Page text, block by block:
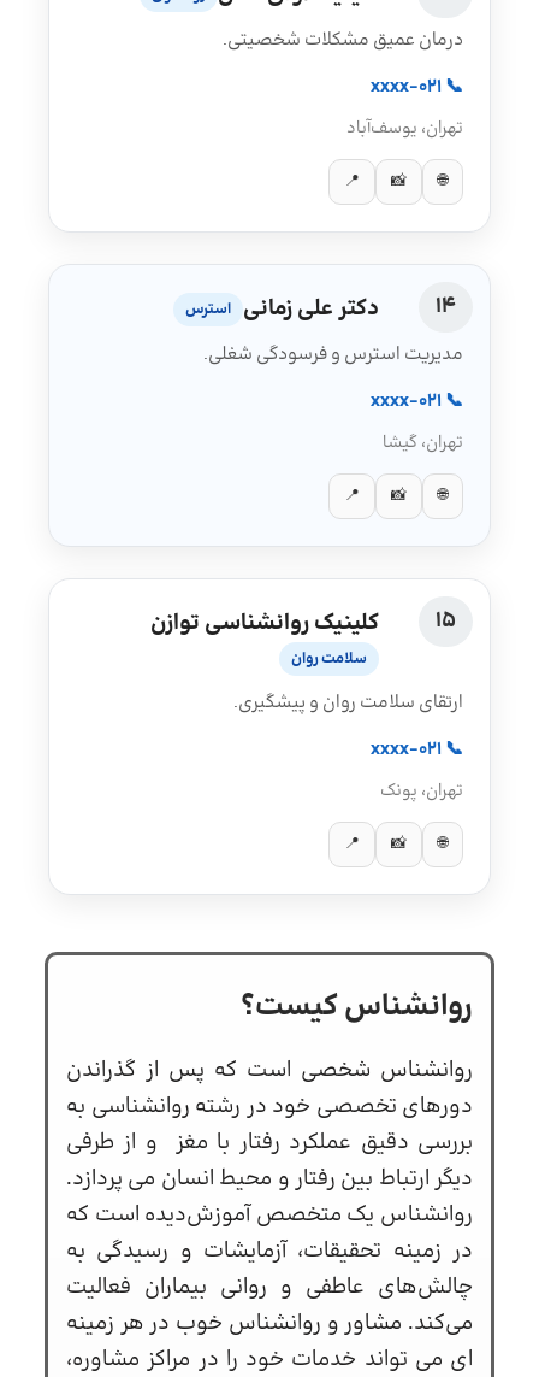
درمان عمیق مشکلات شخصیتی.
📞 021-xxxx
تهران، یوسف‌آباد
🌐
📸
📍
14 دکتر علی زمانی استرس
مدیریت استرس و فرسودگی شغلی.
📞 021-xxxx
تهران، گیشا
🌐
📸
📍
15 کلینیک روانشناسی توازن
سلامت روان
ارتقای سلامت روان و پیشگیری.
📞 021-xxxx
تهران، پونک
🌐
📸
📍
روانشناس کیست؟
روانشناس شخصي است که پس از گذراندن
دورهاي تخصصي خود در رشته روانشناسي به
بررسي دقيق عملكرد رفتار با مغز و از طرفي
ديگر ارتباط بين رفتار و محيط انسان مي پردازد.
روانشناس یک متخصص آموزش‌دیده است که
در زمینه تحقیقات، آزمایشات و رسیدگی به
چالش‌های عاطفی و روانی بیماران فعالیت
می‌کند. مشاور و روانشناس خوب در هر زمینه
ای می تواند خدمات خود را در مراکز مشاوره،